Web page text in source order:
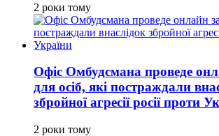
2 роки тому
Офіс Омбудсмана проведе
для осіб, які постраждали
збройної агресії росії проти
2 роки тому